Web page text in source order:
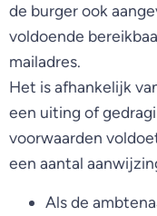
de burger ook
voldoende
mailadres.
Het is afhankelijk
een uiting of
voorwaarden
een aantal
Als de